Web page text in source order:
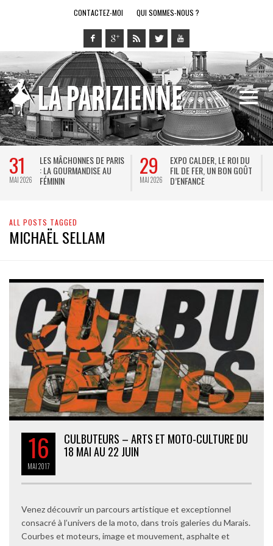
CONTACTEZ-MOI QUI SOMMES-NOUS ?
31
MAI 2026
LES MÂCHONNES DE PARIS
: LA GOURMANDISE AU
FÉMININ
29
MAI 2026
EXPO CALDER, LE ROI DU
FIL DE FER, UN BON GOÛT
D’ENFANCE
ALL POSTS TAGGED
MICHAËL SELLAM
16
MAI2017
CULBUTEURS – ARTS ET MOTO-CULTURE DU
18 MAI AU 22 JUIN
Venez découvrir un parcours artistique et exceptionnel
consacré à l’univers de la moto, dans trois galeries du Marais.
Courbes et moteurs, image et mouvement, asphalte et